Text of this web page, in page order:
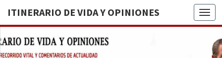
ITINERARIO DE VIDA Y OPINIONES